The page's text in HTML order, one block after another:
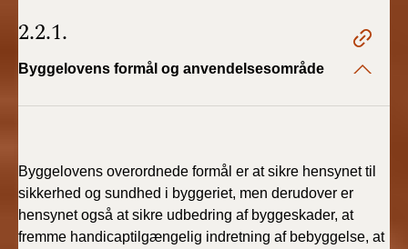
2.2.1.
Byggelovens formål og anvendelsesområde
Byggelovens overordnede formål er at sikre hensynet til
sikkerhed og sundhed i byggeriet, men derudover er
hensynet også at sikre udbedring af byggeskader, at
fremme handicaptilgængelig indretning af bebyggelse, at